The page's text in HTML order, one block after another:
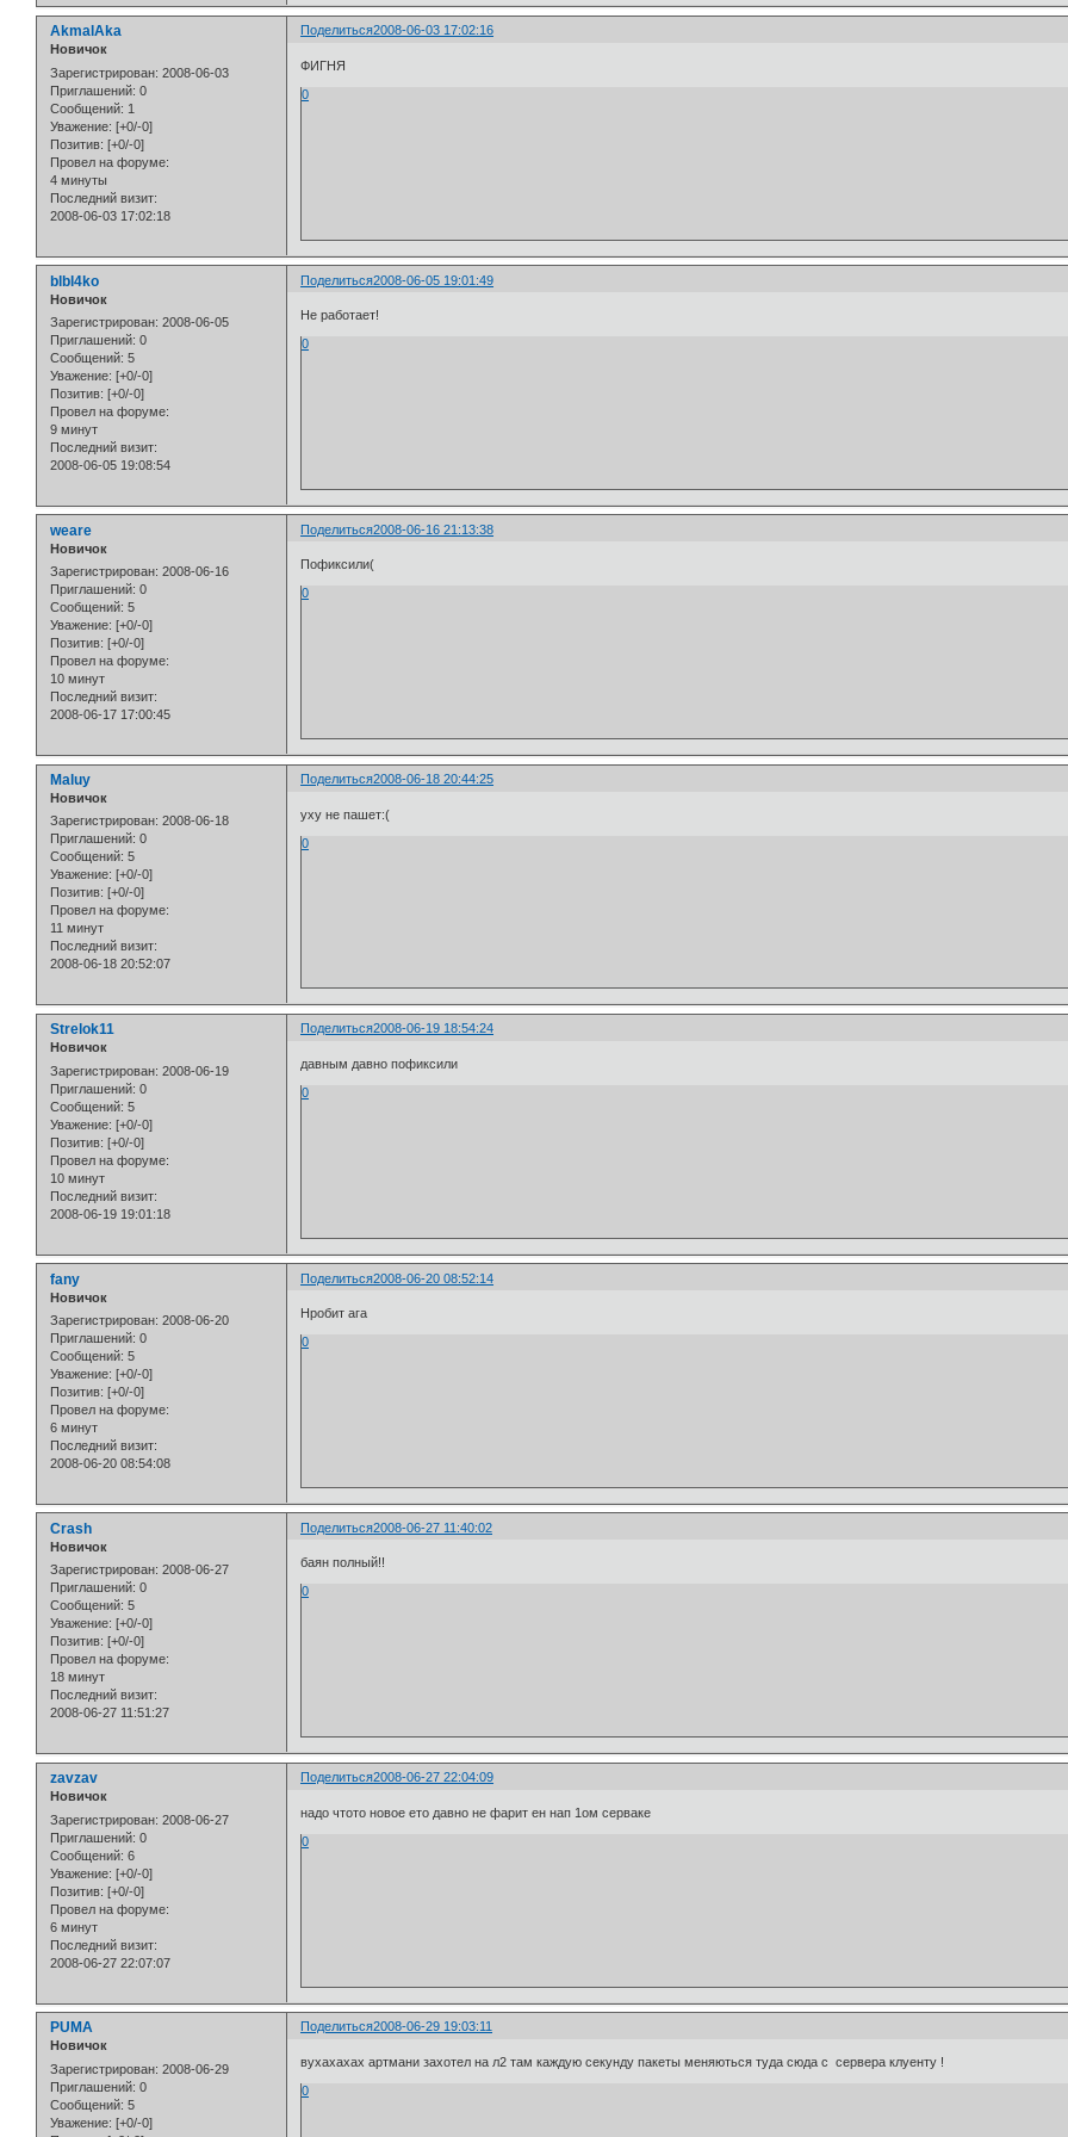
Поделиться2008-06-03 17:02:16
AkmalAka
Новичок
Зарегистрирован: 2008-06-03
Приглашений: 0
Сообщений: 1
Уважение: [+0/-0]
Позитив: [+0/-0]
Провел на форуме:
4 минуты
Последний визит:
2008-06-03 17:02:18
ФИГНЯ
0
Поделиться2008-06-05 19:01:49
blbl4ko
Новичок
Зарегистрирован: 2008-06-05
Приглашений: 0
Сообщений: 5
Уважение: [+0/-0]
Позитив: [+0/-0]
Провел на форуме:
9 минут
Последний визит:
2008-06-05 19:08:54
Не работает!
0
Поделиться2008-06-16 21:13:38
weare
Новичок
Зарегистрирован: 2008-06-16
Приглашений: 0
Сообщений: 5
Уважение: [+0/-0]
Позитив: [+0/-0]
Провел на форуме:
10 минут
Последний визит:
2008-06-17 17:00:45
Пофиксили(
0
Поделиться2008-06-18 20:44:25
Maluy
Новичок
Зарегистрирован: 2008-06-18
Приглашений: 0
Сообщений: 5
Уважение: [+0/-0]
Позитив: [+0/-0]
Провел на форуме:
11 минут
Последний визит:
2008-06-18 20:52:07
уху не пашет:(
0
Поделиться2008-06-19 18:54:24
Strelok11
Новичок
Зарегистрирован: 2008-06-19
Приглашений: 0
Сообщений: 5
Уважение: [+0/-0]
Позитив: [+0/-0]
Провел на форуме:
10 минут
Последний визит:
2008-06-19 19:01:18
давным давно пофиксили
0
Поделиться2008-06-20 08:52:14
fany
Новичок
Зарегистрирован: 2008-06-20
Приглашений: 0
Сообщений: 5
Уважение: [+0/-0]
Позитив: [+0/-0]
Провел на форуме:
6 минут
Последний визит:
2008-06-20 08:54:08
Нробит ага
0
Поделиться2008-06-27 11:40:02
Crash
Новичок
Зарегистрирован: 2008-06-27
Приглашений: 0
Сообщений: 5
Уважение: [+0/-0]
Позитив: [+0/-0]
Провел на форуме:
18 минут
Последний визит:
2008-06-27 11:51:27
баян полный!!
0
Поделиться2008-06-27 22:04:09
zavzav
Новичок
Зарегистрирован: 2008-06-27
Приглашений: 0
Сообщений: 6
Уважение: [+0/-0]
Позитив: [+0/-0]
Провел на форуме:
6 минут
Последний визит:
2008-06-27 22:07:07
надо чтото новое ето давно не фарит ен нап 1ом серваке
0
Поделиться2008-06-29 19:03:11
PUMA
Новичок
Зарегистрирован: 2008-06-29
Приглашений: 0
Сообщений: 5
Уважение: [+0/-0]
вухахахах артмани захотел на л2 там каждую секунду пакеты меняються туда сюда с сервера клуенту !
0